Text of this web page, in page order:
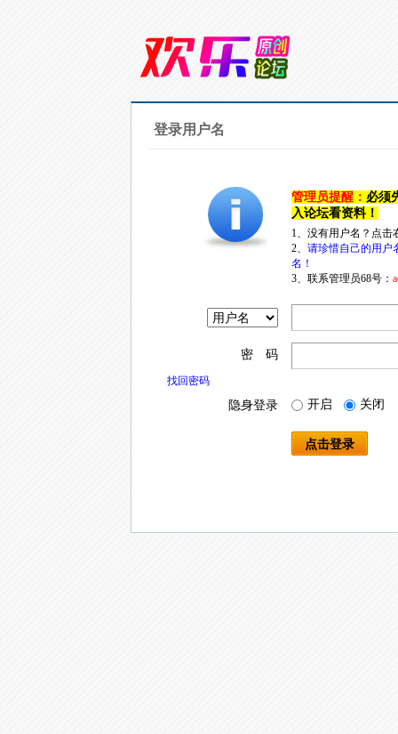
登录用户名
管理员提醒： 必须
入论坛看资料！
1、没有用户名？点
2、 请珍惜自己的用户
名！
3、联系管理员68号：
密 码
找回密码
隐身登录 开启 关闭
点击登录